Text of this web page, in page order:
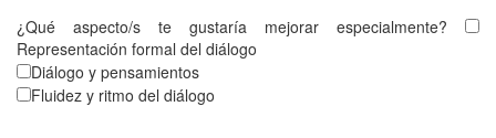
¿Qué aspecto/s te gustaría mejorar especialmente?
Representación formal del diálogo
Diálogo y pensamientos
Fluidez y ritmo del diálogo